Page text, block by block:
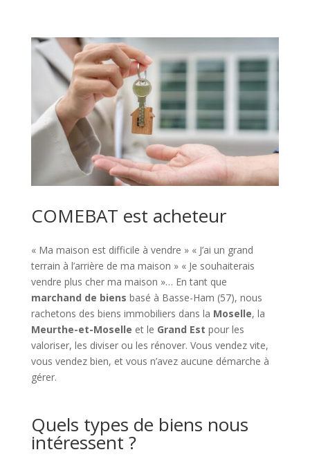
COMEBAT est acheteur
« Ma maison est difficile à vendre » « J’ai un grand
terrain à l’arrière de ma maison » « Je souhaiterais
vendre plus cher ma maison »… En tant que
marchand de biens basé à Basse-Ham (57), nous
rachetons des biens immobiliers dans la Moselle, la
Meurthe-et-Moselle et le Grand Est pour les
valoriser, les diviser ou les rénover. Vous vendez vite,
vous vendez bien, et vous n’avez aucune démarche à
gérer.
Quels types de biens nous
intéressent ?